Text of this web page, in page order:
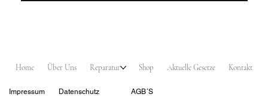
Home Über Uns Reparatur Shop Aktuelle Gesetze Kontakt
Impressum Datenschutz AGB´S